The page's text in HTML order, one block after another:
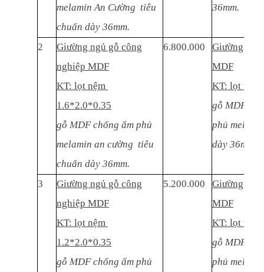
melamin An Cường tiêu
chuẩn dày 36mm.
36mm.
2
Giường ngủ gỗ công
nghiệp MDF
KT: lọt nệm
1.6*2.0*0.35
gỗ MDF chống ẩm phủ
melamin an cường tiêu
chuẩn dày 36mm.
6.800.000
Giường
MDF
KT: lọt
gỗ MDF
phủ
dày 36mm.
3
Giường ngủ gỗ công
nghiệp MDF
KT: lọt nệm
1.2*2.0*0.35
gỗ MDF chống ẩm phủ
5.200.000
Giường
MDF
KT: lọt
gỗ MDF
phủ